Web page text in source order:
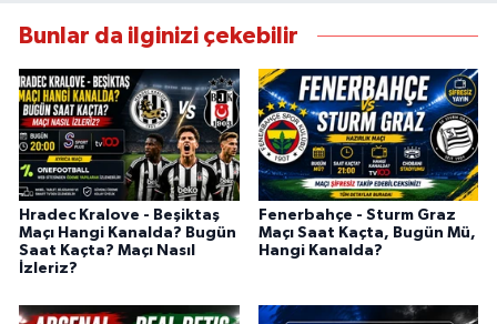
Bunlar da ilginizi çekebilir
Hradec Kralove - Beşiktaş
Maçı Hangi Kanalda? Bugün
Saat Kaçta? Maçı Nasıl
İzleriz?
Fenerbahçe - Sturm Graz
Maçı Saat Kaçta, Bugün Mü,
Hangi Kanalda?